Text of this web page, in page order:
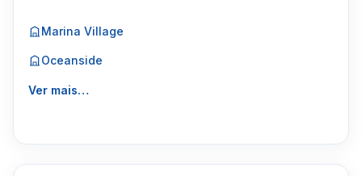
Marina Village
Oceanside
Ver mais…